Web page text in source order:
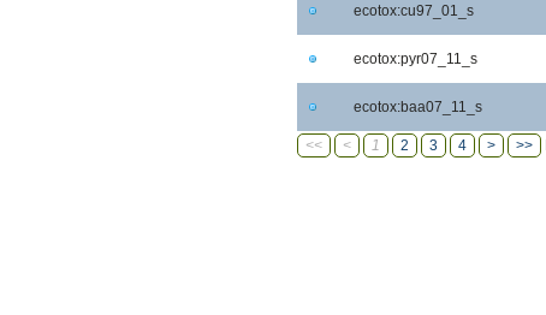
ecotox:cu97_01_s
ecotox:pyr07_11_s
ecotox:baa07_11_s
<< < 1 2 3 4 > >>